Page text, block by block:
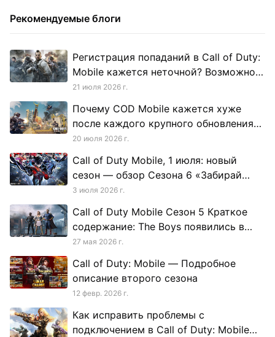
Рекомендуемые блоги
Регистрация попаданий в Call of Duty:
Mobile кажется неточной? Возможно,
виноват твой пинг
21 июля 2026 г.
Почему COD Mobile кажется хуже
после каждого крупного обновления
(и что тебе реально делать)
20 июля 2026 г.
Call of Duty Mobile, 1 июля: новый
сезон — обзор Сезона 6 «Забирай
свое сердце»
3 июля 2026 г.
Call of Duty Mobile Сезон 5 Краткое
содержание: The Boys появились в
лобби
27 мая 2026 г.
Call of Duty: Mobile — Подробное
описание второго сезона
12 февр. 2026 г.
Как исправить проблемы с
подключением в Call of Duty: Mobile